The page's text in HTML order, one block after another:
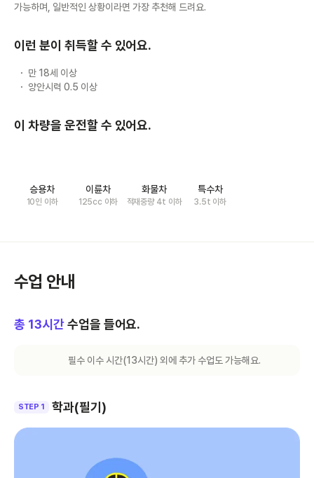
가능하며, 일반적인 상황이라면 가장 추천해 드려요.
이런 분이 취득할 수 있어요.
만 18세 이상
양안시력 0.5 이상
이 차량을 운전할 수 있어요.
승용차
10인 이하
이륜차
125cc 이하
화물차
적재중량 4t 이하
특수차
3.5t 이하
수업 안내
총 13시간 수업을 들어요.
필수 이수 시간(13시간) 외에 추가 수업도 가능해요.
STEP 1 학과(필기)